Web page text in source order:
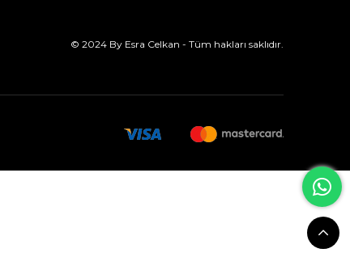
© 2024 By Esra Celkan - Tüm hakları saklıdır.